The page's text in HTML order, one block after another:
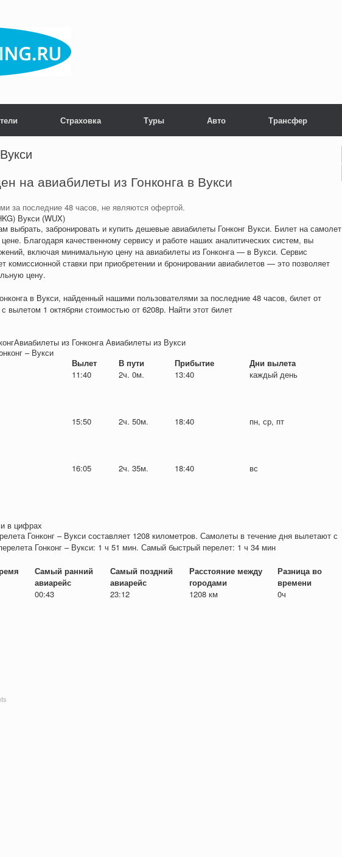
Страховка Туры Авто Трансфер
на авиабилеты из Гонконга в Вукси
за последние 48 часов, не являются офертой.
Вукси (WUX)
выбрать, забронировать и купить дешевые авиабилеты Гонконг Вукси. Билет на самолет
Благодаря качественному сервису и работе наших аналитических систем, вы
включая минимальную цену на авиабилеты из Гонконга — в Вукси. Сервис
комиссионной ставки при приобретении и бронировании авиабилетов — это позволяет
цену.
в Вукси, найденный нашими пользователями за последние 48 часов, билет от
вылетом 1 октябряи стоимостью от 6208р. Найти этот билет
из Гонконга Авиабилеты из Вукси
– Вукси
Вылет В пути Прибытие
Дни вылета
11:40 2ч. 0м. 13:40 каждый день
15:50 2ч. 50м. 18:40 пн, ср, пт
16:05 2ч. 35м. 18:40 вс
в цифрах
Гонконг – Вукси составляет 1208 километров. Самолеты в течение дня вылетают с
Гонконг – Вукси: 1 ч 51 мин. Самый быстрый перелет: 1 ч 34 мин
Самый ранний
авиарейс
Самый поздний
авиарейс
Расстояние между
городами
Разница во
времени
00:43 23:12 1208 км 0ч